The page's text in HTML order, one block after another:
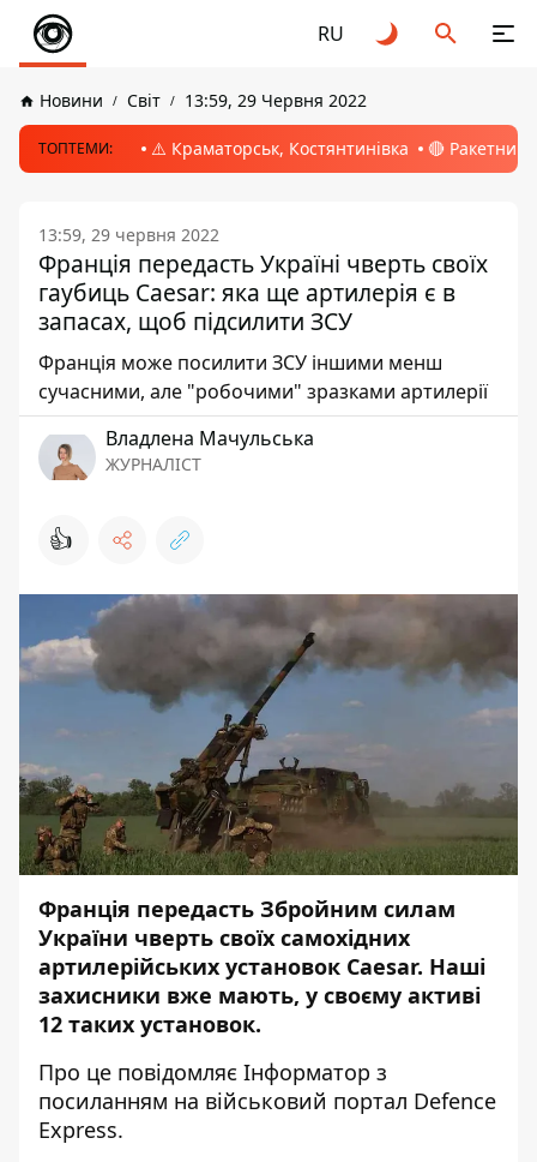
RU
Новини Світ 13:59, 29 Червня 2022
ТОПТЕМИ: ⚠️ Краматорськ, Костянтинівка 🔴 Ракетний
13:59, 29 червня 2022
Франція передасть Україні чверть своїх
гаубиць Caesar: яка ще артилерія є в
запасах, щоб підсилити ЗСУ
Франція може посилити ЗСУ іншими менш
сучасними, але "робочими" зразками артилерії
Владлена Мачульська
ЖУРНАЛІСТ
👍
Франція передасть Збройним силам
України чверть своїх самохідних
артилерійських установок Caesar. Наші
захисники вже мають, у своєму активі
12 таких установок.
Про це повідомляє Інформатор з
посиланням на військовий портал Defence
Express.